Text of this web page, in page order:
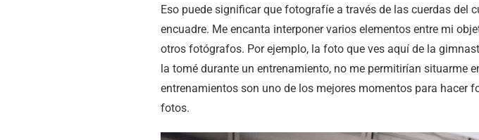
Eso puede significar que fotografíe a través de las cuerdas del
encuadre. Me encanta interponer varios elementos entre mi
otros fotógrafos. Por ejemplo, la foto que ves aquí de la
la tomé durante un entrenamiento, no me permitirían situarme
entrenamientos son uno de los mejores momentos para hacer
fotos.